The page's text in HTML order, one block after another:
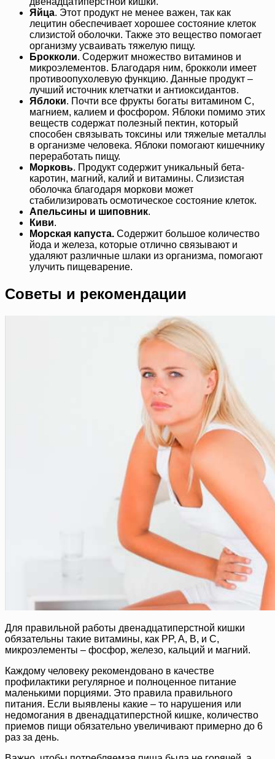
Яйца. Этот продукт не менее важен, так как
лецитин обеспечивает хорошее состояние клеток
слизистой оболочки. Также это вещество помогает
организму усваивать тяжелую пищу.
Брокколи. Содержит множество витаминов и
микроэлементов. Благодаря ним, брокколи имеет
противоопухолевую функцию. Данные продукт –
лучший источник клетчатки и антиоксидантов.
Яблоки. Почти все фрукты богаты витамином C,
магнием, калием и фосфором. Яблоки помимо этих
веществ содержат полезный пектин, который
способен связывать токсины или тяжелые металлы
в организме человека. Яблоки помогают кишечнику
переработать пищу.
Морковь. Продукт содержит уникальный бета-
каротин, магний, калий и витамины. Слизистая
оболочка благодаря моркови может
стабилизировать осмотическое состояние клеток.
Апельсины и шиповник.
Киви.
Морская капуста. Содержит большое количество
йода и железа, которые отлично связывают и
удаляют различные шлаки из организма, помогают
улучить пищеварение.
Советы и рекомендации
Для правильной работы двенадцатиперстной кишки
обязательны такие витамины, как PP, A, B, и C,
микроэлементы – фосфор, железо, кальций и магний.
Каждому человеку рекомендовано в качестве
профилактики регулярное и полноценное питание
маленькими порциями. Это правила правильного
питания. Если выявлены какие – то нарушения или
недомогания в двенадцатиперстной кишке, количество
приемов пищи обязательно увеличивают примерно до 6
раз за день.